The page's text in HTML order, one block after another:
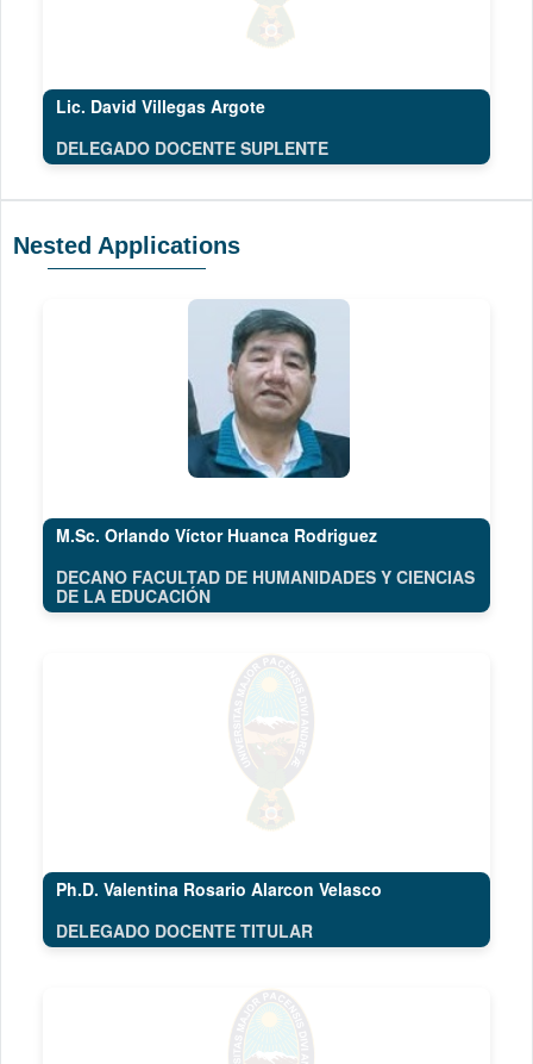
Lic. David Villegas Argote
DELEGADO DOCENTE SUPLENTE
Nested Applications
M.Sc. Orlando Víctor Huanca Rodriguez
DECANO FACULTAD DE HUMANIDADES Y CIENCIAS
DE LA EDUCACIÓN
Ph.D. Valentina Rosario Alarcon Velasco
DELEGADO DOCENTE TITULAR